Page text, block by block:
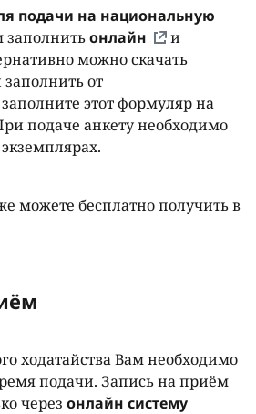
подачи на национальную
заполнитьонлайн
и
можно скачать
от
этот формуляр на
подаче анкету необходимо
можете бесплатно получить в
ходатайства Вам необходимо
подачи. Запись на приём
через онлайн систему